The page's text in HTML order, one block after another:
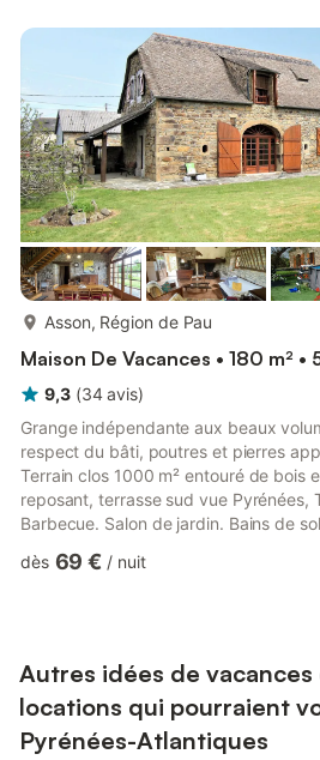
départ du gîte. Site calme et ombragé
poissonneuse (truites) à 500 m du ...
Asson, Région de Pau
Maison De Vacances • 180 m² •
9,3 (34 avis)
Grange indépendante aux beaux
respect du bâti, poutres et pierres
Terrain clos 1000 m² entouré de bois
reposant, terrasse sud vue Pyrénées,
Barbecue. Salon de jardin. Bains de
météo). Rez-de-chaussée : - Grand
dès 69 € / nuit
Autres idées de
locations qui pourraient
Pyrénées-Atlantiques